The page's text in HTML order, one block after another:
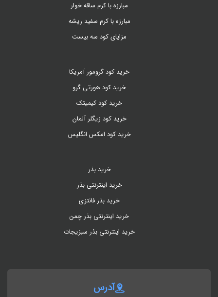
مبارزه با کرم ساقه خوار
مبارزه با کرم سفید ریشه
مزایای کود سه بیست
خرید کود گرومور آمریکا
خرید کود هورتی گرو
خرید کود کیمیتک
خرید کود زیگلر آلمان
خرید کود امکس انگلیس
خرید بذر
خرید اینترنتی بذر
خرید بذر فانتزی
خرید اینترنتی بذر چمن
خرید اینترنتی بذر سبزیجات
آدرس